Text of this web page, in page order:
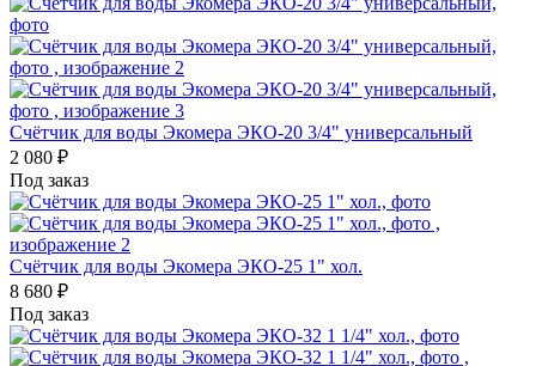
Счётчик для воды Экомера ЭКО-20 3/4" универсальный
2 080 ₽
Под заказ
Счётчик для воды Экомера ЭКО-25 1" хол.
8 680 ₽
Под заказ